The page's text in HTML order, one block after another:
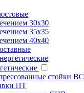
30х30
35х35
40х40
стойки ВС
ПТ